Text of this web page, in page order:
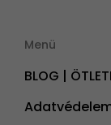
Menü
BLOG |